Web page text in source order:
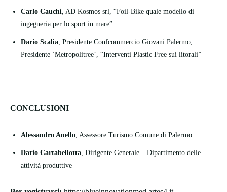
Carlo Cauchi, AD Kosmos srl, “Foil-Bike quale modello di
ingegneria per lo sport in mare”
Dario Scalia, Presidente Confcommercio Giovani Palermo,
Presidente ‘Metropolitree’, “Interventi Plastic Free sui litorali”
CONCLUSIONI
Alessandro Anello, Assessore Turismo Comune di Palermo
Dario Cartabellotta, Dirigente Generale – Dipartimento delle
attività produttive